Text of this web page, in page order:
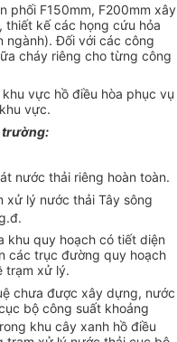
phối F150mm, F200mm xây
kế các họng cứu hỏa
ngành). Đối với các công
cháy riêng cho từng công
vực hồ điều hòa phục vụ
vực.
trường:
nước thải riêng hoàn toàn.
xử lý nước thải Tây sông
khu quy hoạch có tiết diện
các trục đường quy hoạch
trạm xử lý.
chưa được xây dựng, nước
bộ công suất khoảng
khu cây xanh hồ điều